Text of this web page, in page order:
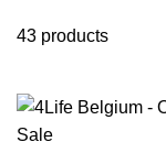
43 products